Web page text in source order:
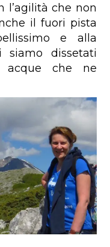
l’agilità che non
il fuori pista
e alla
siamo dissetati
acque che ne